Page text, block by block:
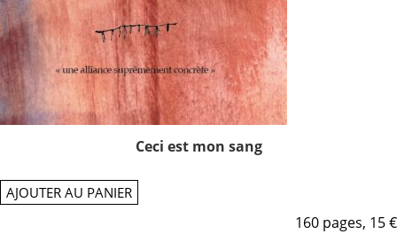
Ceci est mon sang
AJOUTER AU PANIER
160 pages, 15 €